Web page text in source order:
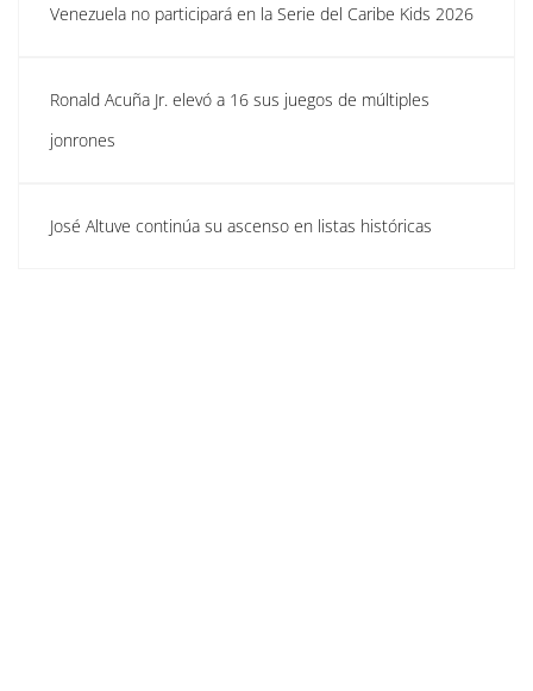
Venezuela no participará en la Serie del Caribe Kids 2026
Ronald Acuña Jr. elevó a 16 sus juegos de múltiples
jonrones
José Altuve continúa su ascenso en listas históricas